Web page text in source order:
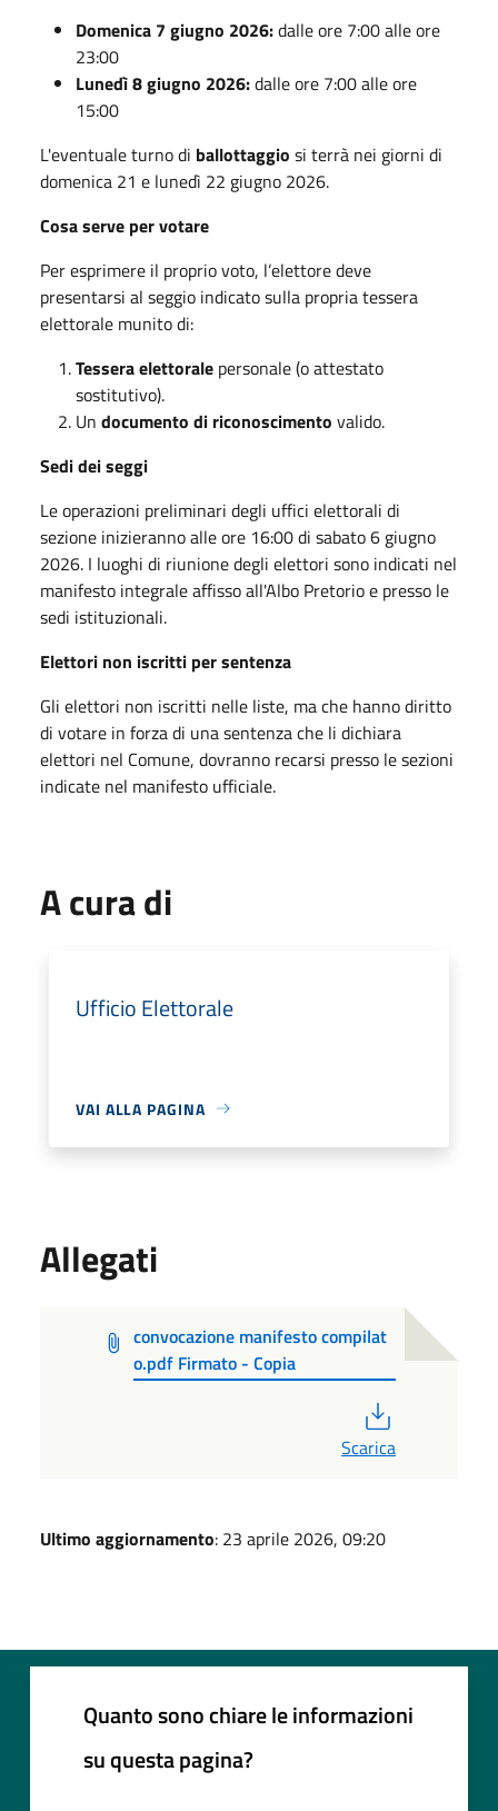
Domenica 7 giugno 2026:dalle ore 7:00 alle ore
23:00
Lunedì 8 giugno 2026:dalle ore 7:00 alle ore
15:00
L'eventuale turno di ballottaggio si terrà nei giorni di
domenica 21 e lunedì 22 giugno 2026.
Cosa serve per votare
Per esprimere il proprio voto, l’elettore deve
presentarsi al seggio indicato sulla propria tessera
elettorale munito di:
Tessera elettorale personale (o attestato
sostitutivo).
Un documento di riconoscimento valido.
Sedi dei seggi
Le operazioni preliminari degli uffici elettorali di
sezione inizieranno alle ore 16:00 di sabato 6 giugno
2026. I luoghi di riunione degli elettori sono indicati nel
manifesto integrale affisso all'Albo Pretorio e presso le
sedi istituzionali.
Elettori non iscritti per sentenza
Gli elettori non iscritti nelle liste, ma che hanno diritto
di votare in forza di una sentenza che li dichiara
elettori nel Comune, dovranno recarsi presso le sezioni
indicate nel manifesto ufficiale.
A cura di
Ufficio Elettorale
VAI ALLA PAGINA
Allegati
convocazione manifesto compilat
o.pdf Firmato - Copia
Scarica
Ultimo aggiornamento: 23 aprile 2026, 09:20
Quanto sono chiare le informazioni
su questa pagina?